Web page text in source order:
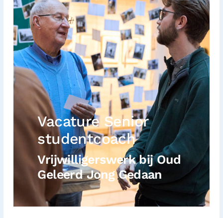
Vacature Senior
studentcoach
Vrijwilligerswerk bij Oud
Geleerd Jong Gedaan